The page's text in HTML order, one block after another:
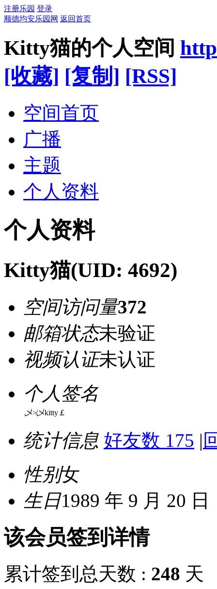
注册乐园 登录
顺德均安乐园网 返回首页
Kitty猫的个人空间
[收藏] [复制] [RSS]
空间首页
广播
主题
个人资料
个人资料
Kitty猫(UID: 4692)
空间访问量372
邮箱状态未验证
视频认证未认证
个人签名
乄≯乄kitty￡
统计信息 好友数 175 |
性别女
生日1989 年 9 月 20 日
该会员签到详情
累计签到总天数 : 248 天